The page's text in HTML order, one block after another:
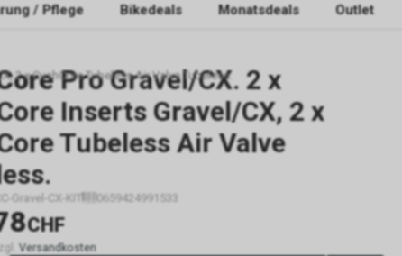
/ Pflege Bikedeals Monatsdeals Outlet
2 x CushCore Tubeless Air Valve Tubeless.
Pro Gravel/CX. 2 x
Inserts Gravel/CX, 2 x
Tubeless Air Valve
Gravel-CX-KIT 0659424991533
CHF
Versandkosten